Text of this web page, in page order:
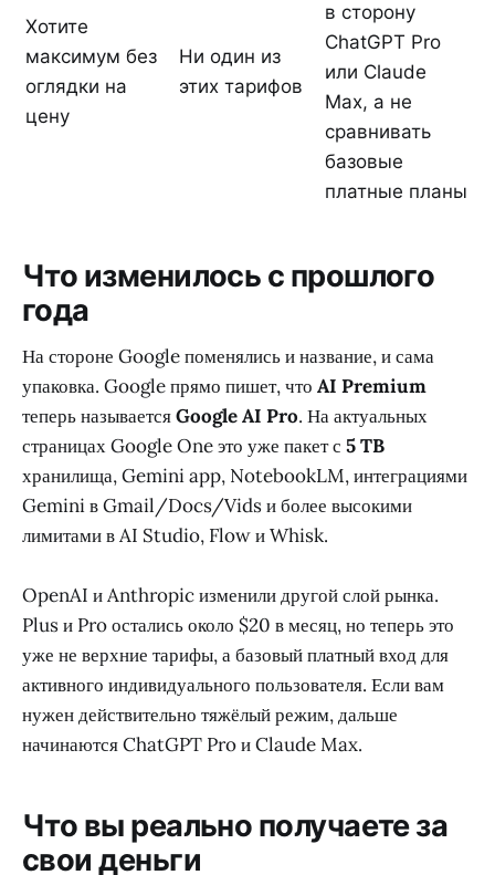
Хотите
максимум без
оглядки на
цену
Ни один из
этих тарифов
в сторону
ChatGPT Pro
или Claude
Max, а не
сравнивать
базовые
платные планы
Что изменилось с прошлого
года
На стороне Google поменялись и название, и сама
упаковка. Google прямо пишет, что AI Premium
теперь называетсяGoogle AI Pro. На актуальных
страницах Google One это уже пакет с 5 TB
хранилища, Gemini app, NotebookLM, интеграциями
Gemini в Gmail/Docs/Vids и более высокими
лимитами в AI Studio, Flow и Whisk.
OpenAI и Anthropic изменили другой слой рынка.
Plus и Pro остались около $20 в месяц, но теперь это
уже не верхние тарифы, а базовый платный вход для
активного индивидуального пользователя. Если вам
нужен действительно тяжёлый режим, дальше
начинаются ChatGPT Pro и Claude Max.
Что вы реально получаете за
свои деньги